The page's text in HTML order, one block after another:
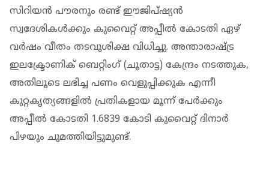
സിറിയൻ പൗരനും രണ്ട് ഈജിപ്ഷ്യൻ
സ്വദേശികൾക്കും കുവൈറ്റ് അപ്പീൽ കോടതി ഏഴ്
വർഷം വീതം തടവുശിക്ഷ വിധിച്ചു. അന്താരാഷ്ട്ര
ഇലക്ട്രോണിക് ബെറ്റിംഗ് (ചൂതാട്ട) കേന്ദ്രം നടത്തുക,
അതിലൂടെ ലഭിച്ച പണം വെളുപ്പിക്കുക എന്നീ
കുറ്റകൃത്യങ്ങളിൽ പ്രതികളായ മൂന്ന് പേർക്കും
അപ്പീൽ കോടതി 1.6839 കോടി കുവൈറ്റ് ദിനാർ
പിഴയും ചുമത്തിയിട്ടുമുണ്ട്.